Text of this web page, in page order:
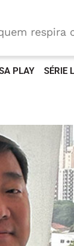
respira
PLAY SÉRIE